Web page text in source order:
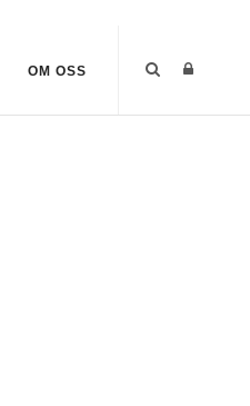
OM OSS